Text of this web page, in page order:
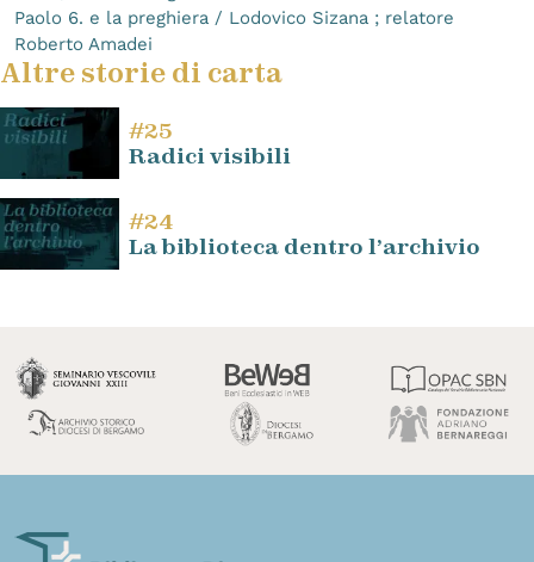
Paolo 6. e la preghiera / Lodovico Sizana ; relatore
Roberto Amadei
Altre storie di carta
#25
Radici visibili
#24
La biblioteca dentro l’archivio